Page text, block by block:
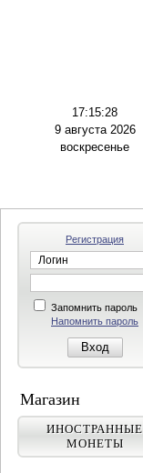
17:15:29
9 августа 2026
воскресенье
Регистрация
Запомнить пароль
Напомнить пароль
Магазин
ИНОСТРАННЫЕ
МОНЕТЫ